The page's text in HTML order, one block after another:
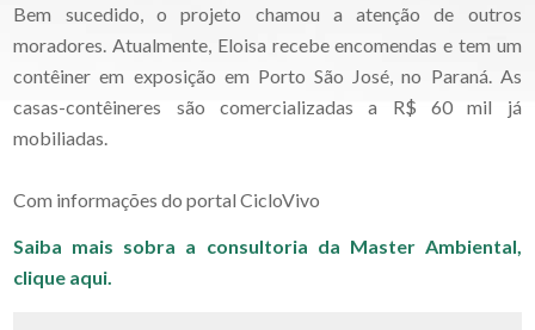
Bem sucedido, o projeto chamou a atenção de outros
moradores. Atualmente, Eloisa recebe encomendas e tem um
contêiner em exposição em Porto São José, no Paraná. As
casas-contêineres são comercializadas a R$ 60 mil já
mobiliadas.
Com informações do portal CicloVivo
Saiba mais sobra a consultoria da Master Ambiental,
clique aqui.